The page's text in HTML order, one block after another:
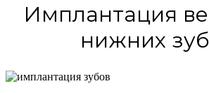
Имплантация
нижних